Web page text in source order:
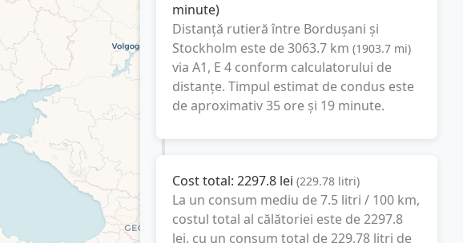
minute)
Distanță rutieră între Bordușani și
Stockholm este de3063.7 km (1903.7 mi)
via A1, E 4conform calculatorului de
distanțe. Timpul estimat de condus este
de aproximativ35 ore și 19 minute.
Cost total: 2297.8 lei (229.78 litri)
La un consum mediu de7.5 litri / 100 km,
costul total al călătoriei este de2297.8
lei, cu un consum total de229.78 litri de